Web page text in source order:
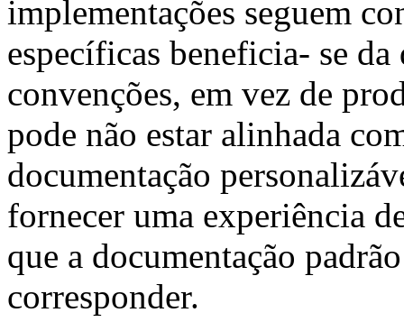
implementações seguem
específicas beneficia- se da
convenções, em vez de
pode não estar alinhada
documentação
fornecer uma experiência
que a documentação
corresponder.